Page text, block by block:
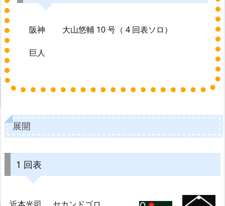
阪神 大山悠輔 10 号（ 4 回表ソロ）
巨人
展開
1 回表